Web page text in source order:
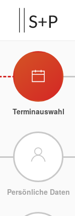
Terminauswahl
Persönliche Daten